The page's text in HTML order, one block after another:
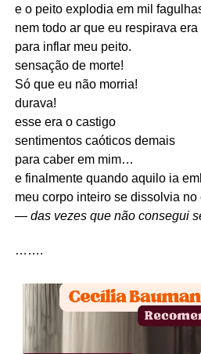
e o peito explodia em mil
nem todo ar que eu respirava
para inflar meu peito.
sensação de morte!
Só que eu não morria!
durava!
esse era o castigo
sentimentos caóticos demais
para caber em mim…
e finalmente quando aquilo ia
meu corpo inteiro se dissolvia no
— das vezes que não consegui
…….